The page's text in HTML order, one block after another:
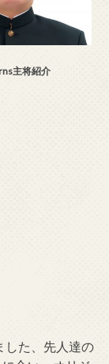
主将紹介
した、先人達の